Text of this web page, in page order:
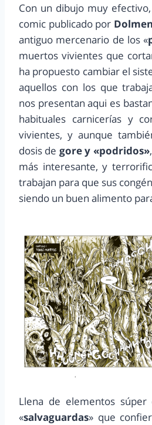
Con un dibujo muy
comic publicado por Dolmen
antiguo mercenario de los «
muertos vivientes que
ha propuesto cambiar el
aquellos con los que
nos presentan aqui es
habituales carnicerías y
vivientes, y aunque
dosis de gore y «podridos»
más interesante, y
trabajan para que sus
siendo un buen alimento
Llena de elementos súper
«salvaguardas» que